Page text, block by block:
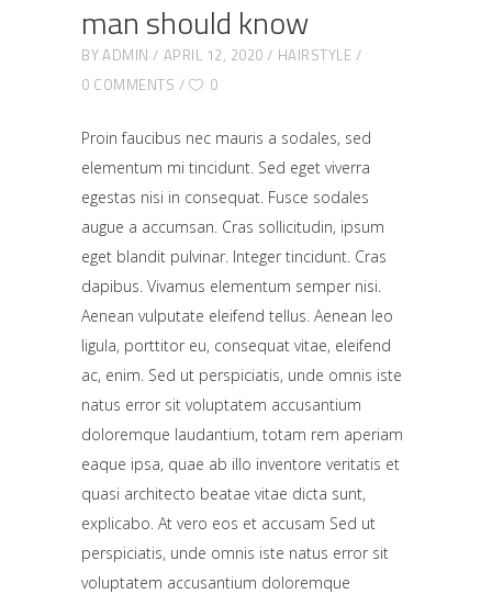
man should know
BYADMIN APRIL 12, 2020
HAIRSTYLE
0 COMMENTS
0
Proin faucibus nec mauris a sodales, sed
elementum mi tincidunt. Sed eget viverra
egestas nisi in consequat. Fusce sodales
augue a accumsan. Cras sollicitudin, ipsum
eget blandit pulvinar. Integer tincidunt. Cras
dapibus. Vivamus elementum semper nisi.
Aenean vulputate eleifend tellus. Aenean leo
ligula, porttitor eu, consequat vitae, eleifend
ac, enim. Sed ut perspiciatis, unde omnis iste
natus error sit voluptatem accusantium
doloremque laudantium, totam rem aperiam
eaque ipsa, quae ab illo inventore veritatis et
quasi architecto beatae vitae dicta sunt,
explicabo. At vero eos et accusam Sed ut
perspiciatis, unde omnis iste natus error sit
voluptatem accusantium doloremque